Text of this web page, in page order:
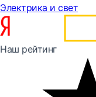
Электрика и свет
Наш рейтинг